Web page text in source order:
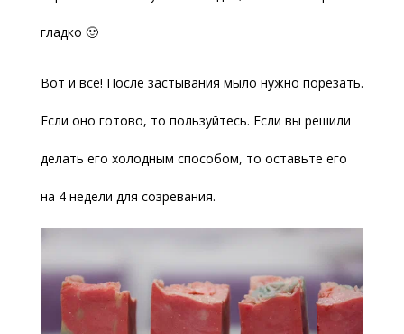
гладко 🙂
Вот и всё! После застывания мыло нужно порезать.
Если оно готово, то пользуйтесь. Если вы решили
делать его холодным способом, то оставьте его
на 4 недели для созревания.